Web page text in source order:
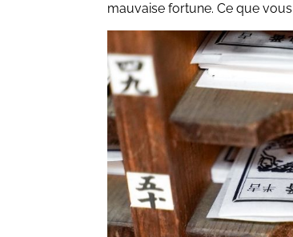
mauvaise fortune. Ce que